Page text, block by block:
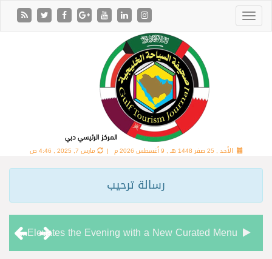
الأحد , 25 صفر 1448 هـ , 9 أغسطس 2026 م | مارس 7, 2025 , 4:46 ص
رسالة ترحيب
Chamas Bar & Cigar Lounge Elevates the Evening with a New Curated Menu